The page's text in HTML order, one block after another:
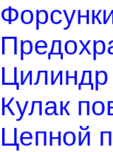
Цилиндр
Кулак
Цепной